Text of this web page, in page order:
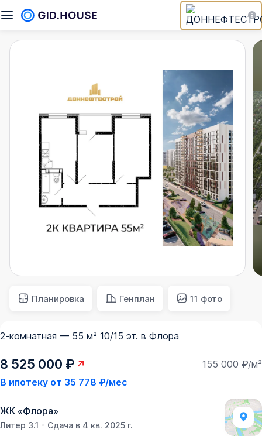
Планировка Генплан 11 фото
2-комнатная — 55 м² 10/15 эт. в Флора
8 525 000 ₽
155 000 ₽/м²
В ипотеку от 35 778 ₽/мес
ЖК «Флора»
Литер 3.1 Сдача в 4 кв. 2025 г.